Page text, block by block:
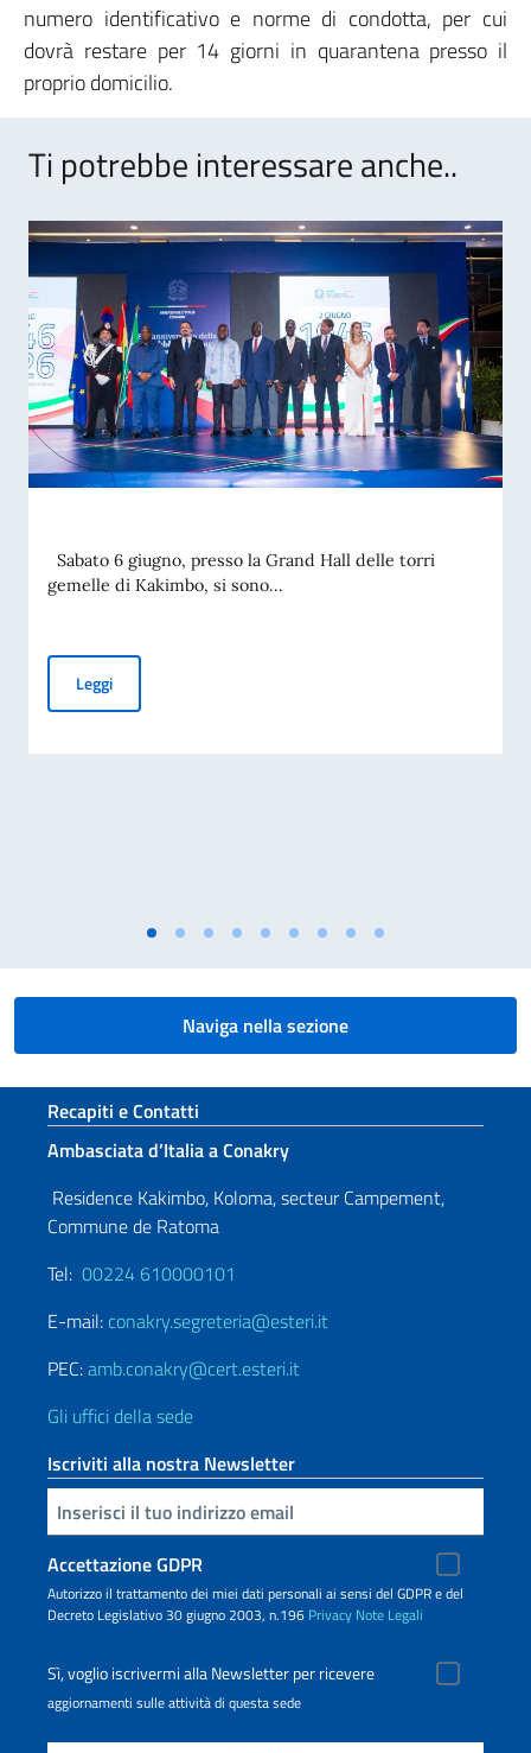
numero identificativo e norme di condotta, per cui
dovrà restare per 14 giorni in quarantena presso il
proprio domicilio.
Ti potrebbe interessare anche..
Sabato 6 giugno, presso la Grand Hall delle torri
gemelle di Kakimbo, si sono...
Leggi
Naviga nella sezione
Sezione footer
Recapiti e Contatti
Ambasciata d’Italia a Conakry
Residence Kakimbo, Koloma, secteur Campement,
Commune de Ratoma
Tel: 00224 610000101
E-mail: conakry.segreteria@esteri.it
PEC:amb.conakry@cert.esteri.it
Gli uffici della sede
Iscriviti alla nostra Newsletter
Inserisci la tua email
Accettazione GDPR
Autorizzo il trattamento dei miei dati personali ai sensi del GDPR e del
Decreto Legislativo 30 giugno 2003, n.196 Privacy Note Legali
Sì, voglio iscrivermi alla Newsletter per ricevere
aggiornamenti sulle attività di questa sede